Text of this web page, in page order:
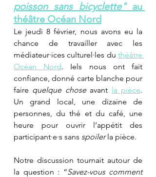
poisson sans bicyclette" au
théâtre Océan Nord
Le jeudi 8 février, nous avons eu la
chance de travailler avec les
médiateur·ices culturel·les du théâtre
Océan Nord. Iels nous ont fait
confiance, donné carte blanche pour
faire quelque chose avant la pièce.
Un grand local, une dizaine de
personnes, du thé et du café, une
heure pour ouvrir l’appétit des
participant·e·s sans spoiler la pièce.
Notre discussion tournait autour de
la question : “Savez-vous comment